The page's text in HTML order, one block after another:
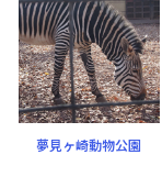
夢見ヶ崎動物公園